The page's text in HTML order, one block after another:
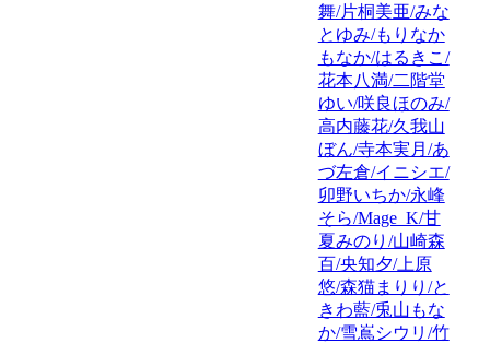
舞/片桐美亜/みな
とゆみ/もりなか
もなか/はるきこ/
花本八満/二階堂
ゆい/咲良ほのみ/
高内藤花/久我山
ぼん/寺本実月/あ
づ左倉/イニシエ/
卯野いちか/永峰
そら/Mage_K/甘
夏みのり/山崎森
百/央知夕/上原
悠/森猫まりり/と
きわ藍/兎山もな
か/雪嶌シウリ/竹